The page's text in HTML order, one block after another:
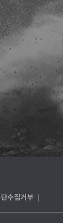
수집거부 |